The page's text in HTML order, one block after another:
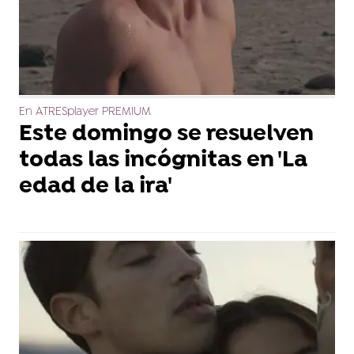
En ATRESplayer PREMIUM
Este domingo se resuelven
todas las incógnitas en 'La
edad de la ira'